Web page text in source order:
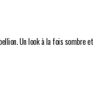
Un look à la fois